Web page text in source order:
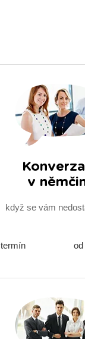
v
když se vám
termín od